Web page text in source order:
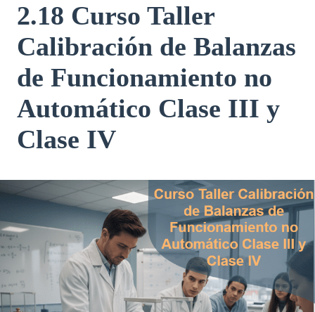
2.18 Curso Taller
Calibración de Balanzas
de Funcionamiento no
Automático Clase III y
Clase IV